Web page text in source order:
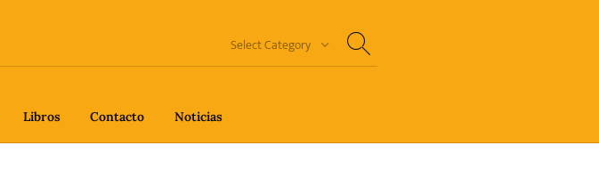
Select Category
Libros Contacto Noticias